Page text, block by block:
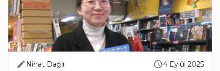
Nihat Dağlı 4 Eylül 2025